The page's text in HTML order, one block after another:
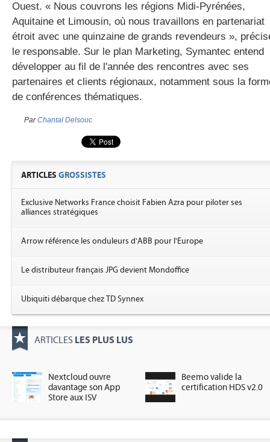
gratuite
Ouest. « Nous couvrons les régions Midi-Pyrénées,
Aquitaine et Limousin, où nous travaillons en partenariat
étroit avec une quinzaine de grands revendeurs »,
le responsable. Sur le plan Marketing, Symantec entend
développer au fil de l'année des rencontres avec ses
partenaires et clients régionaux, notamment sous la
de conférences thématiques.
ParChantal Delsouc
ARTICLES GROSSISTES
Exclusive Networks France choisit Fabien Azra pour piloter ses
alliances stratégiques
Arrow référence les onduleurs d'ABB pour l'Europe
Le distributeur français JPG devient Mondoffice
Ubiquiti débarque chez TD Synnex
ARTICLES LES PLUS LUS
Nextcloud ouvre
davantage son App
Store aux ISV
Beemo valide la
certification HDS v2.0